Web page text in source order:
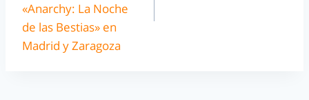
«Anarchy: La Noche
de las Bestias» en
Madrid y Zaragoza